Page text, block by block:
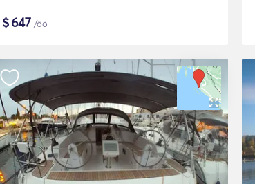
$647 /öö